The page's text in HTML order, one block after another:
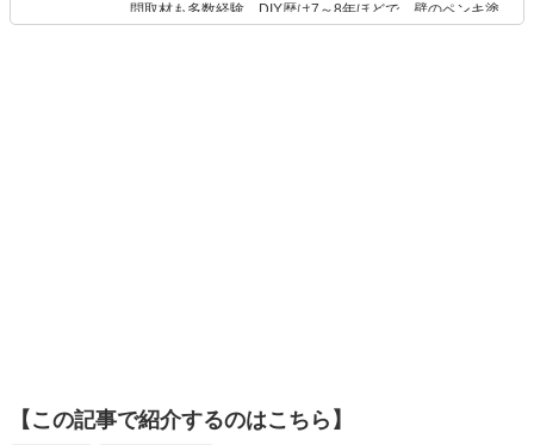
問取材も多数経験。DIY歴は7～8年ほどで、壁のペンキ塗
りや壁紙チェンジなどもチャレンジ済み。初心者でもモノ
【この記事で紹介するのはこちら】